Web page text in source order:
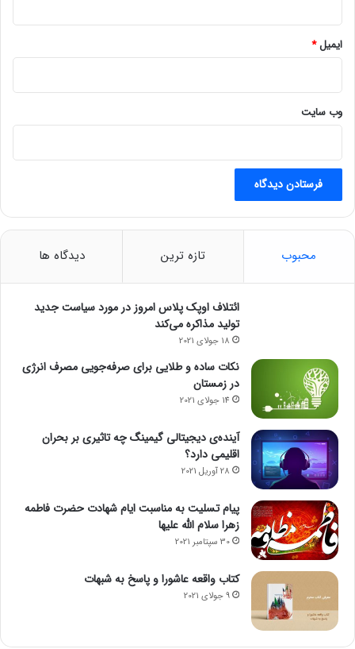
ن
ش
د
ایمیل*
وب‌ سایت
محبوب تازه ترین دیدگاه ها
ائتلاف اوپک پلاس امروز در مورد سیاست جدید
تولید مذاکره می‌کند
18 جولای 2021
نکات ساده و طلایی برای صرفه‌جویی مصرف انرژی
در زمستان
14 جولای 2021
آینده‌ی دیجیتالی گیمینگ چه تاثیری بر بحران
اقلیمی دارد؟
28 آوریل 2021
پیام تسلیت به مناسبت ایام شهادت حضرت فاطمه
زهرا سلام الله علیها
30 سپتامبر 2021
کتاب واقعه عاشورا و پاسخ به شبهات
9 جولای 2021